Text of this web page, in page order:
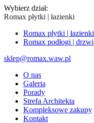
Wybierz dział:
Romax płytki | łazienki
Romax płytki | łazienki
Romax podłogi | drzwi
sklep@romax.waw.pl
O nas
Galeria
Porady
Strefa Architekta
Kompleksowe zakupy
Kontakt